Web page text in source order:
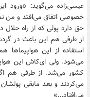
عیسی‌زاده می‌گوید: «ورود
خصوصی اتفاق می‌افتد و من
حق دارد پولی که از راه
از طرفی هم این باعث در
استفاده از این
می‌شود. ولی‌ ای‌کاش این
کشور می‌شد. از طرفی هم اگر
می‌کردند و بعد مابقی